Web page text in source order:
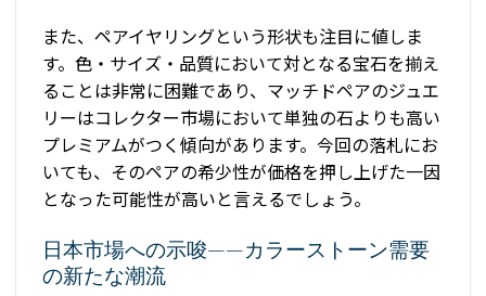
また、ペアイヤリングという形状も注目に値しま
す。色・サイズ・品質において対となる宝石を揃え
ることは非常に困難であり、マッチドペアのジュエ
リーはコレクター市場において単独の石よりも高い
プレミアムがつく傾向があります。今回の落札にお
いても、そのペアの希少性が価格を押し上げた一因
となった可能性が高いと言えるでしょう。
日本市場への示唆——カラーストーン需要
の新たな潮流